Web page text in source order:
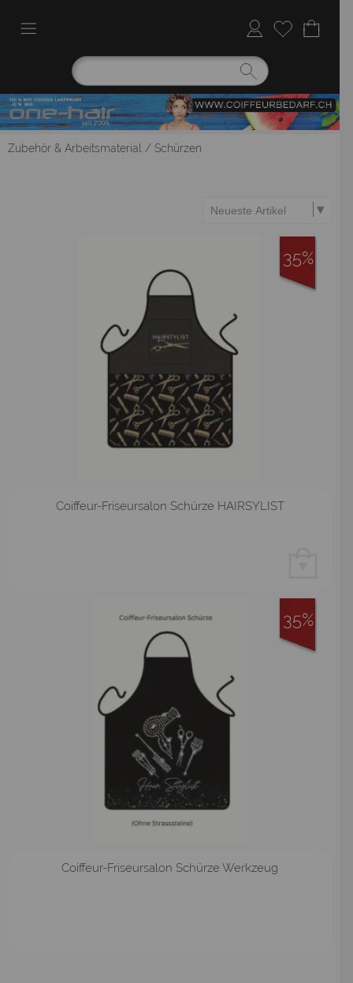
Zubehör & Arbeitsmaterial / Schürzen
Coiffeur-Friseursalon Schürze HAIRSYLIST
35%
Coiffeur-Friseursalon Schürze Werkzeug
35%